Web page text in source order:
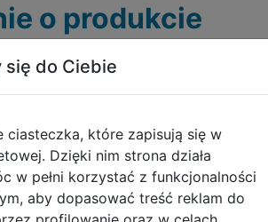
o produkcie
do Ciebie
ciasteczka, które zapisują się w
Dzięki nim strona działa
w pełni korzystać z funkcjonalności
aby dopasować treść reklam do